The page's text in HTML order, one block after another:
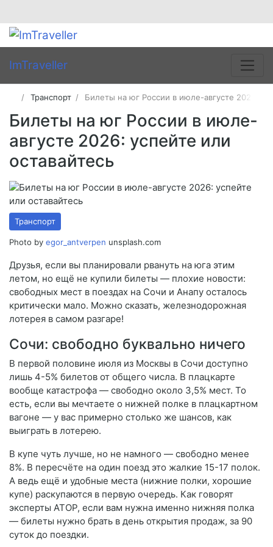
ImTraveller
Транспорт Билеты на юг России в июле-августе 2026:
Билеты на юг России в июле-
августе 2026: успейте или
оставайтесь
Транспорт
Photo by egor_antverpen unsplash.com
Друзья, если вы планировали рвануть на юга этим
летом, но ещё не купили билеты — плохие новости:
свободных мест в поездах на Сочи и Анапу осталось
критически мало. Можно сказать, железнодорожная
лотерея в самом разгаре!
Сочи: свободно буквально ничего
В первой половине июля из Москвы в Сочи доступно
лишь 4-5% билетов от общего числа. В плацкарте
вообще катастрофа — свободно около 3,5% мест. То
есть, если вы мечтаете о нижней полке в плацкартном
вагоне — у вас примерно столько же шансов, как
выиграть в лотерею.
В купе чуть лучше, но не намного — свободно менее
8%. В пересчёте на один поезд это жалкие 15-17 полок.
А ведь ещё и удобные места (нижние полки, хорошие
купе) раскупаются в первую очередь. Как говорят
эксперты АТОР, если вам нужна именно нижняя полка
— билеты нужно брать в день открытия продаж, за 90
суток до поездки.